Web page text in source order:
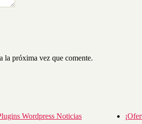
la próxima vez que comente.